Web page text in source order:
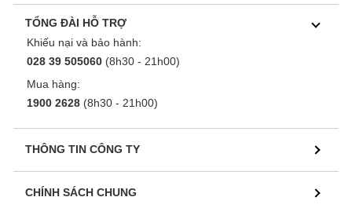
TỔNG ĐÀI HỖ TRỢ
Khiếu nại và bảo hành:
028 39 505060 (8h30 - 21h00)
Mua hàng:
1900 2628 (8h30 - 21h00)
THÔNG TIN CÔNG TY
CHÍNH SÁCH CHUNG